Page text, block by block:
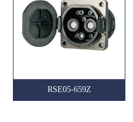
RSE05-659Z